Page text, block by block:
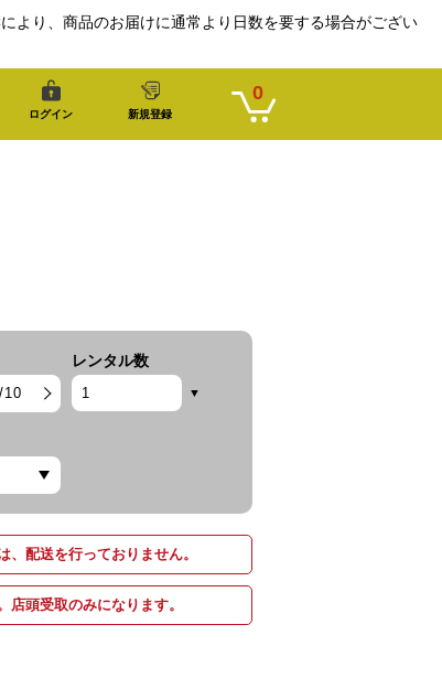
より、商品のお届けに通常より日数を要する場合がござい
ログイン 新規登録
0
10
レンタル数
配送を行っておりません。
頭受取のみになります。